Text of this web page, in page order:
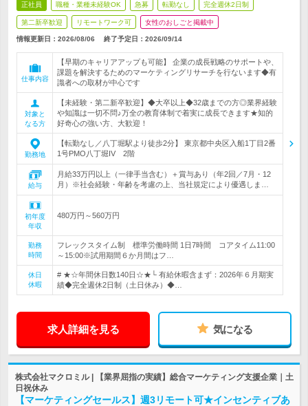
正社員 職種・業種未経験OK 急募 転勤なし 完全週休2日制
第二新卒歓迎 リモートワーク可 女性のおしごと掲載中
情報更新日：2026/08/06 終了予定日： 2026/09/14
仕事内容
【早期のキャリアアップも可能】 企業の成長戦略のサポートや、
課題を解決するためのマーケティングリサーチを行ないます◆有
識者への取材が中心です
対象と
なる方
【未経験・第二新卒歓迎】◆大卒以上◆32歳までの方◎業界経験
や知識は一切不問♪万全の教育体制で着実に成長できます★知的
好奇心の強い方、大歓迎！
勤務地
【転勤なし／八丁堀駅より徒歩2分】 東京都中央区入船1丁目2番
1号PMO八丁堀IV 2階
給与
月給33万円以上（一律手当含む）＋賞与あり（年2回／7月・12
月）※社会経験・年齢を考慮の上、当社規定により優遇しま…
初年度
年収
480万円～560万円
勤務
時間
フレックスタイム制 標準労働時間 1日7時間 コアタイム11:00
～15:00※試用期間６か月間はフ…
休日
休暇
# ★☆年間休日数140日☆★└ 有給休暇含まず：2026年６月期実
績◆完全週休2日制（土日休み）◆…
求人詳細を見る 気になる
株式会社マクロミル | 【業界屈指の実績】総合マーケティング支援企業｜土
日祝休み
【マーケティングセールス】週3リモート可★インセンティブあ